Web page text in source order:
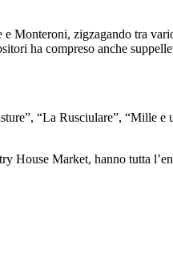
Monteroni, zigzagando tra
ha compreso anche
“La Rusciulare”, “Mille e
House Market, hanno tutta